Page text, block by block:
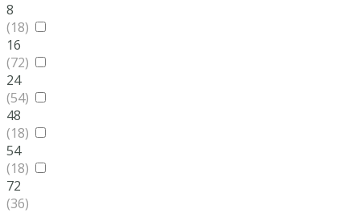
8
(18)
16
(72)
24
(54)
48
(18)
54
(18)
72
(36)